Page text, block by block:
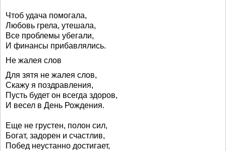
Чтоб удача помогала,
Любовь грела, утешала,
Все проблемы убегали,
И финансы прибавлялись.
Не жалея слов
Для зятя не жалея слов,
Скажу я поздравления,
Пусть будет он всегда здоров,
И весел в День Рождения.
Еще не грустен, полон сил,
Богат, задорен и счастлив,
Побед неустанно достигает,